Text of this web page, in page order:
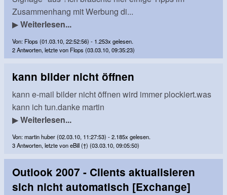
Zusammenhang mit Werbung di...
▶Weiterlesen...
Von: Flops (01.03.10, 22:52:56) - 1.253x gelesen.
2 Antworten, letzte von Flops (03.03.10, 09:35:23)
kann bilder nicht öffnen
kann e-mail bilder nicht öffnen wird immer plockiert.was
kann ich tun.danke martin
▶Weiterlesen...
Von: martin huber (02.03.10, 11:27:53) - 2.185x gelesen.
3 Antworten, letzte von eBill (†) (03.03.10, 09:05:50)
Outlook 2007 - Clients aktualisieren
sich nicht automatisch [Exchange]